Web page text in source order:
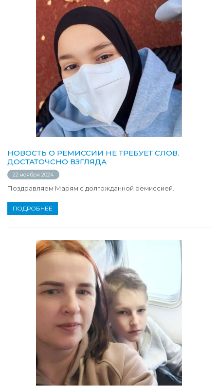
НОВОСТЬ О РЕМИССИИ НЕ ТРЕБУЕТ СЛОВ.
ДОСТАТОЧСНО ВЗГЛЯДА
22 ноября 2024
Поздравляем Марям с долгожданной ремиссией.
ПОДРОБНЕЕ